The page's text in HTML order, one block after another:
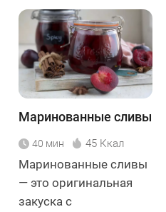
Маринованные сливы
40 мин 45 Ккал
Маринованные сливы
— это оригинальная
закуска с